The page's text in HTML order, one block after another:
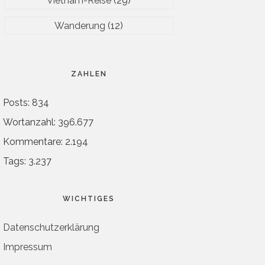
Wanderung (12)
ZAHLEN
Posts: 834
Wortanzahl: 396.677
Kommentare: 2.194
Tags: 3.237
WICHTIGES
Datenschutzerklärung
Impressum